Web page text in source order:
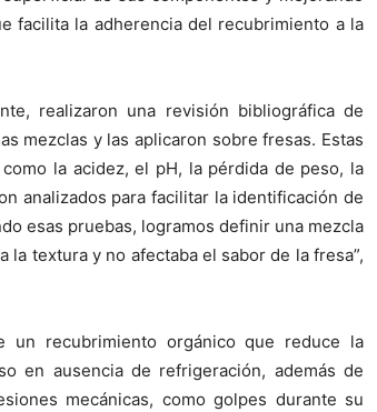
facilita la adherencia del recubrimiento a la
realizaron una revisión bibliográfica de
mezclas y las aplicaron sobre fresas. Estas
la acidez, el pH, la pérdida de peso, la
analizados para facilitar la identificación de
esas pruebas, logramos definir una mezcla
textura y no afectaba el sabor de la fresa”,
recubrimiento orgánico que reduce la
en ausencia de refrigeración, además de
mecánicas, como golpes durante su